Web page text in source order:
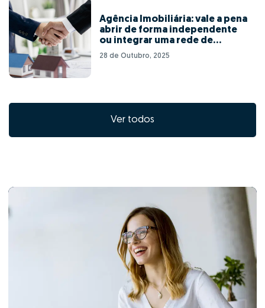
Agência Imobiliária: vale a pena
abrir de forma independente
ou integrar uma rede de
franchising?
28 de Outubro, 2025
Ver todos